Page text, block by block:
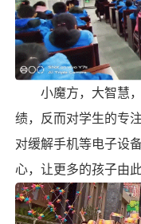
小魔方，大智慧
绩，反而对学生的专
对缓解手机等电子设
心，让更多的孩子由